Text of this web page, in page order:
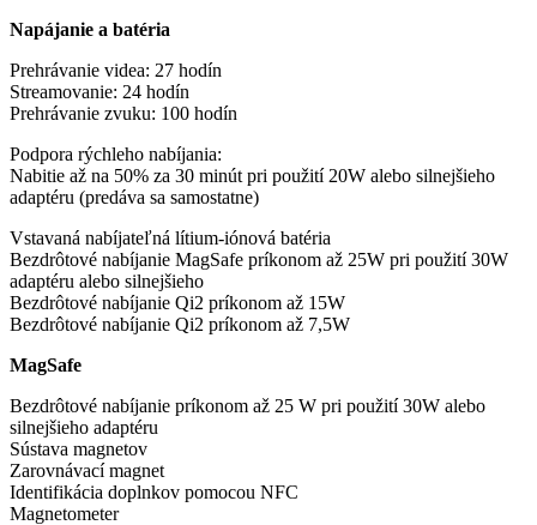
Napájanie a batéria
Prehrávanie videa: 27 hodín
Streamovanie: 24 hodín
Prehrávanie zvuku: 100 hodín
Podpora rýchleho nabíjania:
Nabitie až na 50% za 30 minút pri použití 20W alebo silnejšieho
adaptéru (predáva sa samostatne)
Vstavaná nabíjateľná lítium-iónová batéria
Bezdrôtové nabíjanie MagSafe príkonom až 25W pri použití 30W
adaptéru alebo silnejšieho
Bezdrôtové nabíjanie Qi2 príkonom až 15W
Bezdrôtové nabíjanie Qi2 príkonom až 7,5W
MagSafe
Bezdrôtové nabíjanie príkonom až 25 W pri použití 30W alebo
silnejšieho adaptéru
Sústava magnetov
Zarovnávací magnet
Identifikácia doplnkov pomocou NFC
Magnetometer